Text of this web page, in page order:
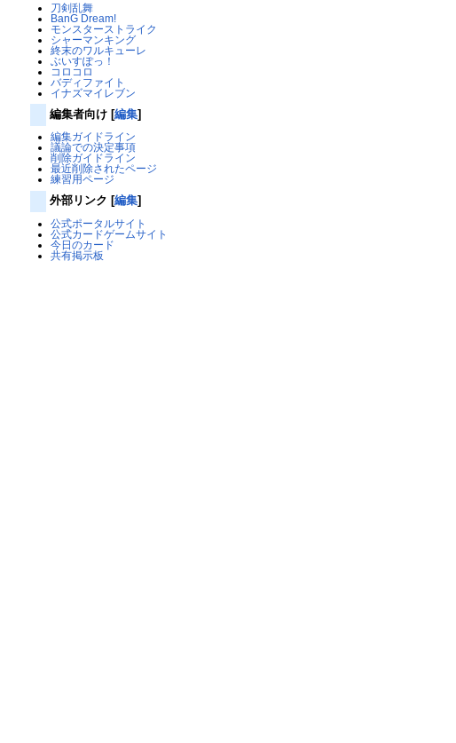
刀剣乱舞
BanG Dream!
モンスターストライク
シャーマンキング
終末のワルキューレ
ぶいすぽっ！
コロコロ
バディファイト
イナズマイレブン
編集者向け [編集]
編集ガイドライン
議論での決定事項
削除ガイドライン
最近削除されたページ
練習用ページ
外部リンク [編集]
公式ポータルサイト
公式カードゲームサイト
今日のカード
共有掲示板